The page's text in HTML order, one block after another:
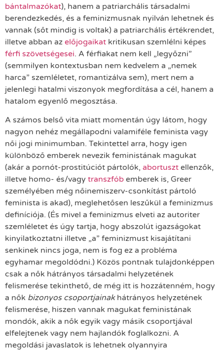
bántalmazókat), hanem a patriarchális társadalmi
berendezkedés, és a feminizmusnak nyilván lehetnek és
vannak (sőt mindig is voltak) a patriarchális értékrendet,
illetve abban az előjogaikat kritikusan szemlélni képes
férfi szövetségesei. A férfiakat nem kell „legyőzni”
(semmilyen kontextusban nem kedvelem a „nemek
harca” szemléletet, romantizálva sem), mert nem a
jelenlegi hatalmi viszonyok megfordítása a cél, hanem a
hatalom egyenlő megosztása.
A számos belső vita miatt momentán úgy látom, hogy
nagyon nehéz megállapodni valamiféle feminista vagy
női jogi minimumban. Tekintettel arra, hogy igen
különböző emberek nevezik feministának magukat
(akár a pornót-prostitúciót pártolók, abortuszt ellenzők,
illetve homo- és/vagy transzfób emberek is, Greer
személyében még nőinemiszerv-csonkítást pártoló
feminista is akad), meglehetősen leszűkül a feminizmus
definíciója. (És mivel a feminizmus elveti az autoriter
szemléletet és úgy tartja, hogy abszolút igazságokat
kinyilatkoztatni illetve „a” feminizmust kisajátítani
senkinek nincs joga, nem is fog ez a probléma
egyhamar megoldódni.) Közös pontnak tulajdonképpen
csak a nők hátrányos társadalmi helyzetének
felismerése tekinthető, de még itt is hozzátenném, hogy
a nők bizonyos csoportjainakhátrányos helyzetének
felismerése, hiszen vannak magukat feministának
mondók, akik a nők egyik vagy másik csoportjával
elfelejtenek vagy nem hajlandók foglalkozni. A
megoldási javaslatok is lehetnek olyannyira